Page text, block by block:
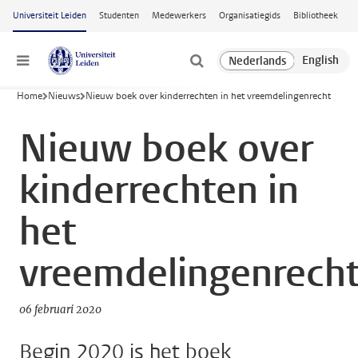
Ga naar hoofdinhoud
Universiteit Leiden Studenten Medewerkers Organisatiegids Bibliotheek
Menu
Home Nieuws Nieuw boek over kinderrechten in het vreemdelingenrecht
Nieuw boek over
kinderrechten in
het
06 februari 2020
Begin 2020 is het boek